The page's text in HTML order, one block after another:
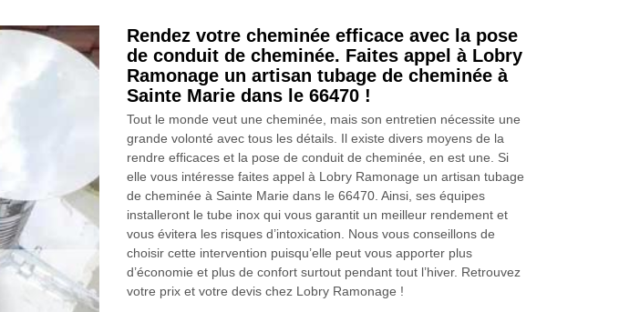
Rendez votre cheminée efficace avec la pose
de conduit de cheminée. Faites appel à Lobry
Ramonage un artisan tubage de cheminée à
Sainte Marie dans le 66470 !
Tout le monde veut une cheminée, mais son entretien nécessite une
grande volonté avec tous les détails. Il existe divers moyens de la
rendre efficaces et la pose de conduit de cheminée, en est une. Si
elle vous intéresse faites appel à Lobry Ramonage un artisan tubage
de cheminée à Sainte Marie dans le 66470. Ainsi, ses équipes
installeront le tube inox qui vous garantit un meilleur rendement et
vous évitera les risques d’intoxication. Nous vous conseillons de
choisir cette intervention puisqu’elle peut vous apporter plus
d’économie et plus de confort surtout pendant tout l’hiver. Retrouvez
votre prix et votre devis chez Lobry Ramonage !